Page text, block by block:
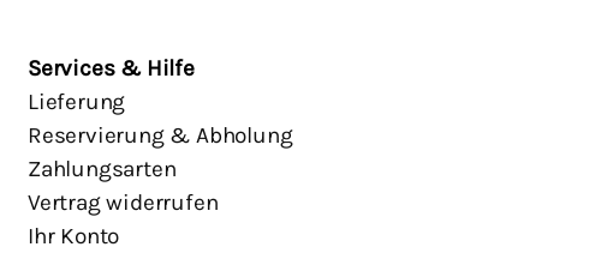
Services & Hilfe
Lieferung
Reservierung & Abholung
Zahlungsarten
Vertrag widerrufen
Ihr Konto